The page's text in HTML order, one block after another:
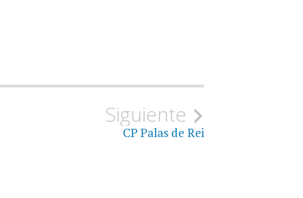
Siguiente
CP Palas de Rei